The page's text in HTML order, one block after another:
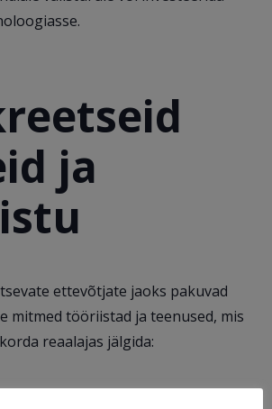
ja
ettevõtjate jaoks pakuvad
mitmed tööriistad ja teenused, mis
reaalajas jälgida: